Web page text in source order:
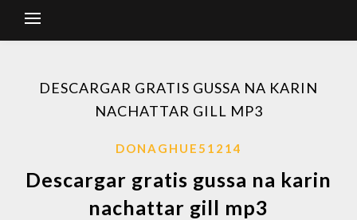
DESCARGAR GRATIS GUSSA NA KARIN
NACHATTAR GILL MP3
DONAGHUE51214
Descargar gratis gussa na karin
nachattar gill mp3